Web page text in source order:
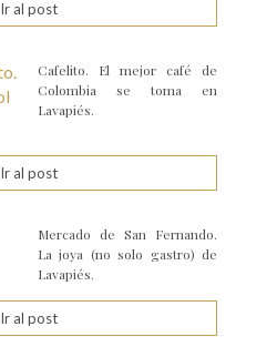
Ir al post
Cafelito. El mejor café de
Colombia se toma en
Lavapiés.
Ir al post
Mercado de San Fernando.
La joya (no solo gastro) de
Lavapiés.
Ir al post